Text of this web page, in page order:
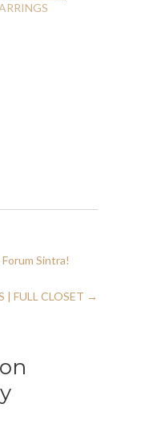
Sintra!
| FULL CLOSET →